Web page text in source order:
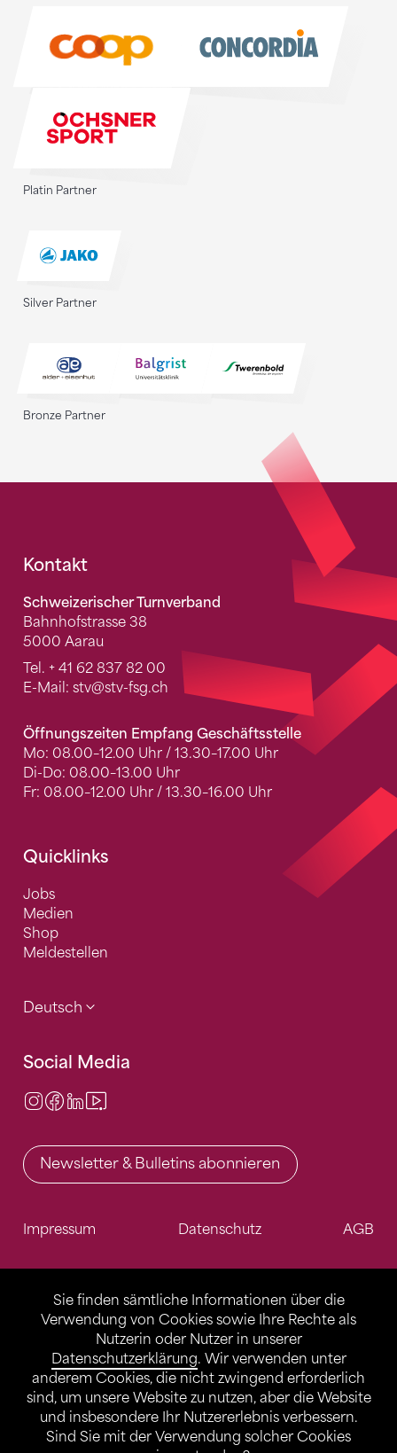
Sie finden sämtliche Informationen über die
Verwendung von Cookies sowie Ihre Rechte als
Nutzerin oder Nutzer in unserer
Datenschutzerklärung. Wir verwenden unter
anderem Cookies, die nicht zwingend erforderlich
sind, um unsere Website zu nutzen, aber die Website
und insbesondere Ihr Nutzererlebnis verbessern.
Sind Sie mit der Verwendung solcher Cookies
Platin Partner
Silver Partner
Bronze Partner
Fusszeile
Kontakt
Schweizerischer Turnverband
Bahnhofstrasse 38
5000 Aarau
Tel. + 41 62 837 82 00
E-Mail: stv@stv-fsg.ch
Öffnungszeiten Empfang Geschäftsstelle
Mo: 08.00–12.00 Uhr / 13.30–17.00 Uhr
Di-Do: 08.00–13.00 Uhr
Fr: 08.00–12.00 Uhr / 13.30–16.00 Uhr
Quicklinks
Jobs
Medien
Shop
Meldestellen
Deutsch
Social Media
Instagram
Facebook
LinkedIn
Newsletter & Bulletins abonnieren
Impressum Datenschutz AGB